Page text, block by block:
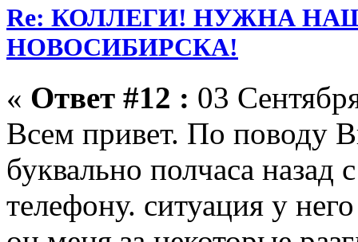
Re: КОЛЛЕГИ! НУЖНА
НОВОСИБИРСКА!
« Ответ #12 : 03
Всем привет. По поводу
буквально полчаса назад
телефону. ситуация у